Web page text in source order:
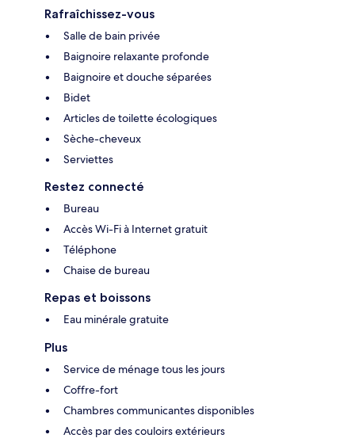
Rafraîchissez-vous
Salle de bain privée
Baignoire relaxante profonde
Baignoire et douche séparées
Bidet
Articles de toilette écologiques
Sèche-cheveux
Serviettes
Restez connecté
Bureau
Accès Wi-Fi à Internet gratuit
Téléphone
Chaise de bureau
Repas et boissons
Eau minérale gratuite
Plus
Service de ménage tous les jours
Coffre-fort
Chambres communicantes disponibles
Accès par des couloirs extérieurs